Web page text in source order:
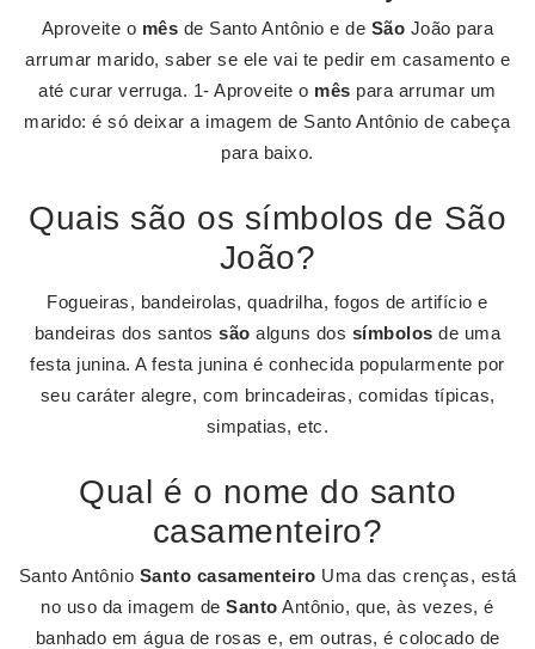
Aproveite o mês de Santo Antônio e de São João para
arrumar marido, saber se ele vai te pedir em casamento e
até curar verruga. 1- Aproveite o mês para arrumar um
marido: é só deixar a imagem de Santo Antônio de cabeça
para baixo.
Quais são os símbolos de São
João?
Fogueiras, bandeirolas, quadrilha, fogos de artifício e
bandeiras dos santossão alguns dos símbolos de uma
festa junina. A festa junina é conhecida popularmente por
seu caráter alegre, com brincadeiras, comidas típicas,
simpatias, etc.
Qual é o nome do santo
casamenteiro?
Santo Antônio Santo casamenteiro Uma das crenças, está
no uso da imagem deSanto Antônio, que, às vezes, é
banhado em água de rosas e, em outras, é colocado de